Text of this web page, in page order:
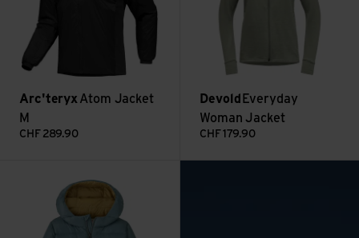
Arc'teryx Atom Jacket
M
CHF 289.90
Devold Everyday
Woman Jacket
CHF 179.90